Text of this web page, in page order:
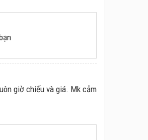
giờ chiếu và giá. Mk cảm